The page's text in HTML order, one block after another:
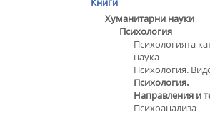
Хуманитарни науки
Психология
Психологията
наука
Психология.
Психология.
Направления и
Психоанализа